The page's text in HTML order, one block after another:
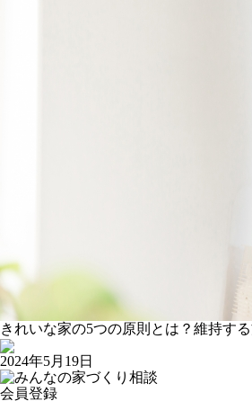
きれいな家の5つの原則とは？維持す
2024年5月19日
会員登録